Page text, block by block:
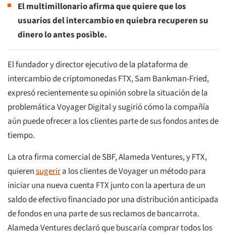
El multimillonario afirma que quiere que los
usuarios del intercambio en quiebra recuperen su
dinero lo antes posible.
El fundador y director ejecutivo de la plataforma de
intercambio de criptomonedas FTX, Sam Bankman-Fried,
expresó recientemente su opinión sobre la situación de la
problemática Voyager Digital y sugirió cómo la compañía
aún puede ofrecer a los clientes parte de sus fondos antes de
tiempo.
La otra firma comercial de SBF, Alameda Ventures, y FTX,
quierensugerira los clientes de Voyager un método para
iniciar una nueva cuenta FTX junto con la apertura de un
saldo de efectivo financiado por una distribución anticipada
de fondos en una parte de sus reclamos de bancarrota.
Alameda Ventures declaró que buscaría comprar todos los